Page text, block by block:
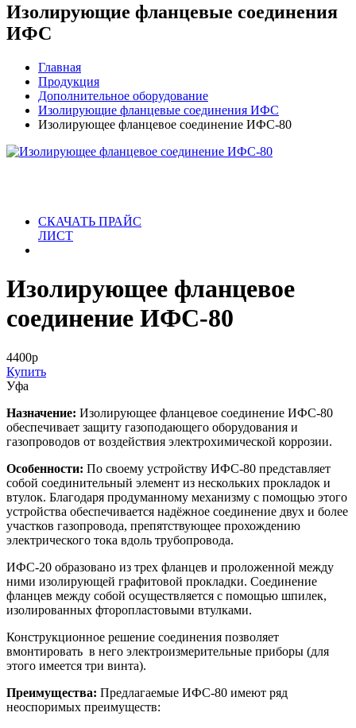
Изолирующие фланцевые соединения
ИФС
Главная
Продукция
Дополнительное оборудование
Изолирующие фланцевые соединения ИФС
Изолирующее фланцевое соединение ИФС-80
СКАЧАТЬ ПРАЙС
ЛИСТ
Изолирующее фланцевое
соединение ИФС-80
4400р
Купить
Уфа
Назначение: Изолирующее фланцевое соединение ИФC-80
обеспечивает защиту газоподающего оборудования и
газопроводов от воздействия электрохимической коррозии.
Особенности: По своему устройству ИФС-80 представляет
собой соединительный элемент из нескольких прокладок и
втулок. Благодаря продуманному механизму с помощью этого
устройства обеспечивается надёжное соединение двух и более
участков газопровода, препятствующее прохождению
электрического тока вдоль трубопровода.
ИФС-20 образовано из трех фланцев и проложенной между
ними изолирующей графитовой прокладки. Соединение
фланцев между собой осуществляется с помощью шпилек,
изолированных фторопластовыми втулками.
Конструкционное решение соединения позволяет
вмонтировать в него электроизмерительные приборы (для
этого имеется три винта).
Преимущества: Предлагаемые ИФС-80 имеют ряд
неоспоримых преимуществ: